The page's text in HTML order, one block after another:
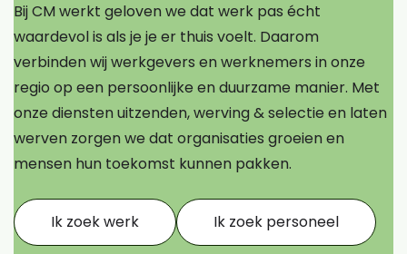
Bij CM werkt geloven we dat werk pas écht
waardevol is als je je er thuis voelt. Daarom
verbinden wij werkgevers en werknemers in onze
regio op een persoonlijke en duurzame manier. Met
onze diensten uitzenden, werving & selectie en laten
werven zorgen we dat organisaties groeien en
mensen hun toekomst kunnen pakken.
Ik zoek werk Ik zoek personeel